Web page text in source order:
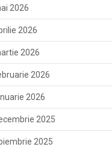
2026
2026
2026
2026
2026
2025
2025